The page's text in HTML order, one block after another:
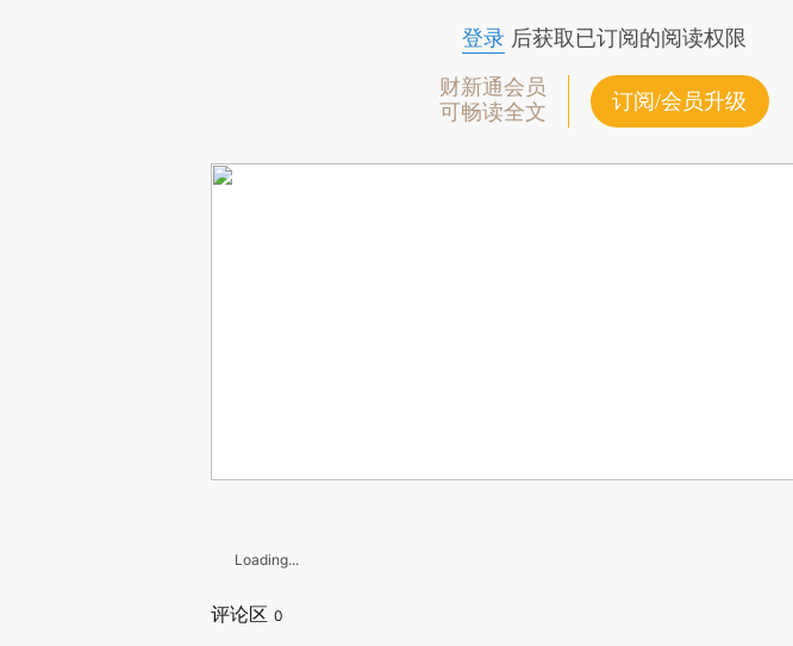
登录后获取已订阅的阅读权限
财新通会员
可畅读全文
订阅/会员升级
Loading...
评论区 0